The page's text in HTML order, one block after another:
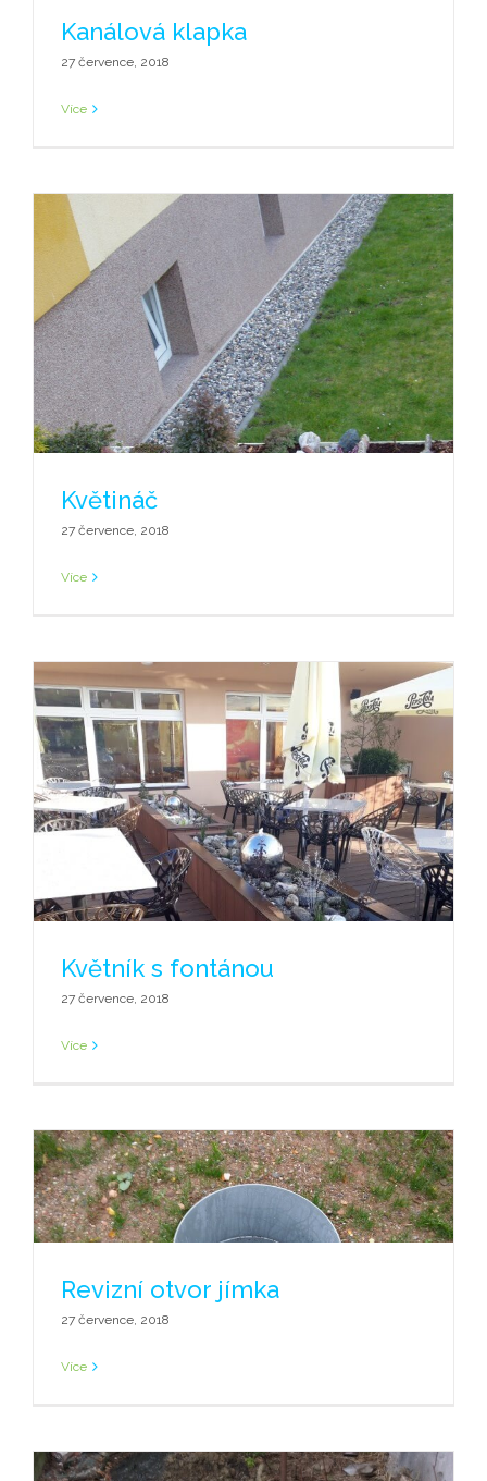
Kanálová klapka
27 července, 2018
Více
Květináč
27 července, 2018
Více
Květník s fontánou
27 července, 2018
Více
Revizní otvor jímka
27 července, 2018
Více